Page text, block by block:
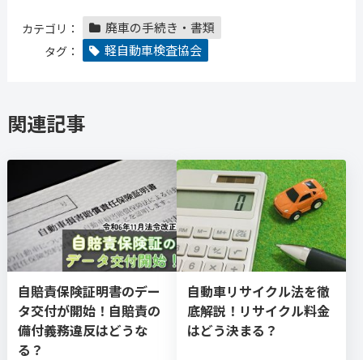
カテゴリ： 廃車の手続き・書類
タグ： 軽自動車検査協会
関連記事
自賠責保険証明書のデー
タ交付が開始！自賠責の
備付義務違反はどうな
る？
自動車リサイクル法を徹
底解説！リサイクル料金
はどう決まる？